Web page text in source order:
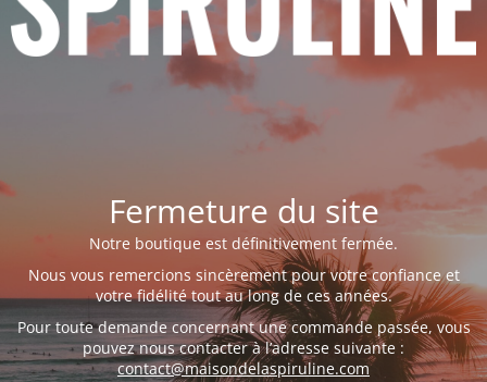
Fermeture du site
Notre boutique est définitivement fermée.
Nous vous remercions sincèrement pour votre confiance et
votre fidélité tout au long de ces années.
Pour toute demande concernant une commande passée, vous
pouvez nous contacter à l’adresse suivante :
contact@maisondelaspiruline.com